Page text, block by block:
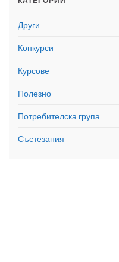
Други
Конкурси
Курсове
Полезно
Потребителска група
Състезания